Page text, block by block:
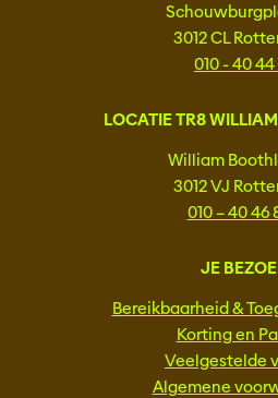
3012 CL
010 - 40 44
LOCATIE TR8
William
3012 VJ
010 – 40 46
JE
Bereikbaarheid &
Korting en
Veelgestelde
Algemene